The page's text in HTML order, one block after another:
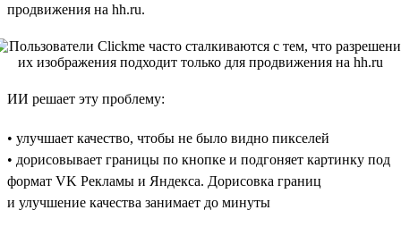
продвижения на hh.ru.
ИИ решает эту проблему:
• улучшает качество, чтобы не было видно пикселей
• дорисовывает границы по кнопке и подгоняет картинку под
формат VK Рекламы и Яндекса. Дорисовка границ
и улучшение качества занимает до минуты